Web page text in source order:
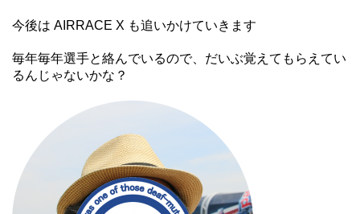
今後は AIRRACE X も追いかけていきます
毎年毎年選手と絡んでいるので、だいぶ覚えてもらえてい
るんじゃないかな？